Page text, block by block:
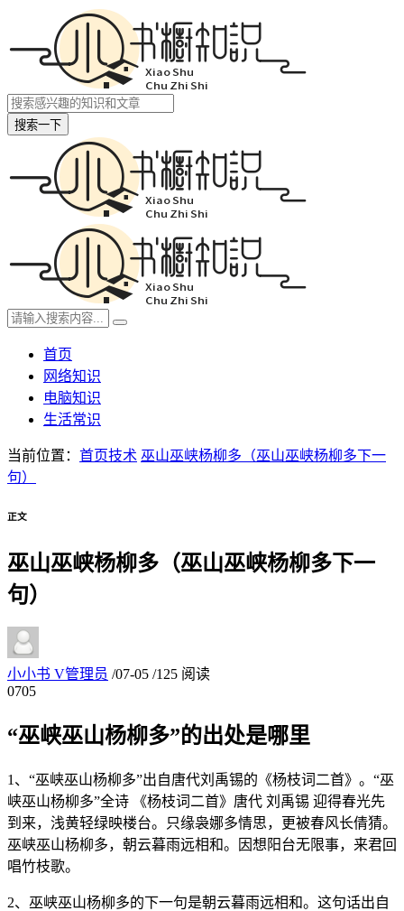
搜索一下
首页
网络知识
电脑知识
生活常识
当前位置： 首页技术 巫山巫峡杨柳多（巫山巫峡杨柳多下一
句）
正文
巫山巫峡杨柳多（巫山巫峡杨柳多下一
句）
小小书 V管理员 /07-05 /125 阅读
0705
“巫峡巫山杨柳多”的出处是哪里
1、“巫峡巫山杨柳多”出自唐代刘禹锡的《杨枝词二首》。“巫
峡巫山杨柳多”全诗 《杨枝词二首》唐代 刘禹锡 迎得春光先
到来，浅黄轻绿映楼台。只缘袅娜多情思，更被春风长倩猜。
巫峡巫山杨柳多，朝云暮雨远相和。因想阳台无限事，来君回
唱竹枝歌。
2、巫峡巫山杨柳多的下一句是朝云暮雨远相和。这句话出自